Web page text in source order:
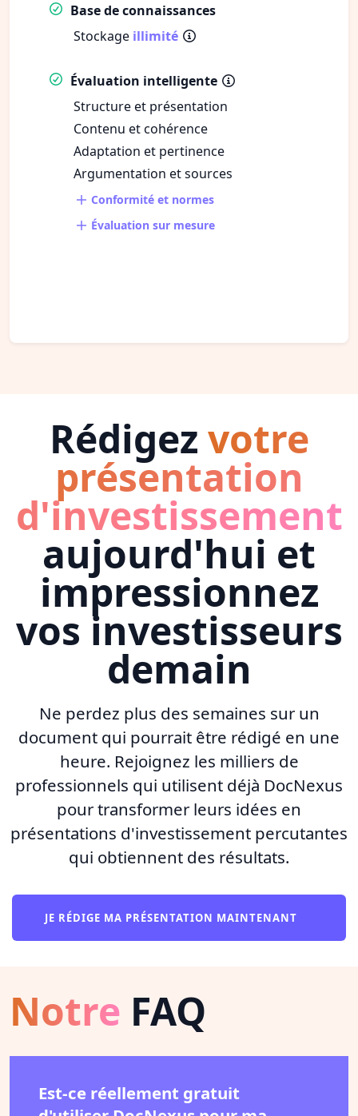
Base de connaissances
Stockage illimité
Évaluation intelligente
Structure et présentation
Contenu et cohérence
Adaptation et pertinence
Argumentation et sources
Conformité et normes
Évaluation sur mesure
Rédigez votre
présentation
d'investissement
aujourd'hui et
impressionnez
vos investisseurs
demain
Ne perdez plus des semaines sur un
document qui pourrait être rédigé en une
heure. Rejoignez les milliers de
professionnels qui utilisent déjà DocNexus
pour transformer leurs idées en
présentations d'investissement percutantes
qui obtiennent des résultats.
JE RÉDIGE MA PRÉSENTATION MAINTENANT
Notre FAQ
Est-ce réellement gratuit